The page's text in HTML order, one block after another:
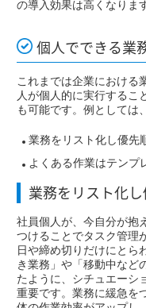
の導入効果は高くなりま
個人でできる業
これまでは企業における
人が個人的に実行するこ
も可能です。例としては
業務をリスト化し優先
よくある作業はテンプ
業務をリスト化
社員個人が、今自分が抱
つけることでタスク管理
日や締め切りだけにとら
き業務」や「移動中など
たように、シチュエーシ
重要です。業務に緩急を